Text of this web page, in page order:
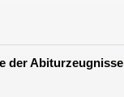
der Abiturzeugnisse